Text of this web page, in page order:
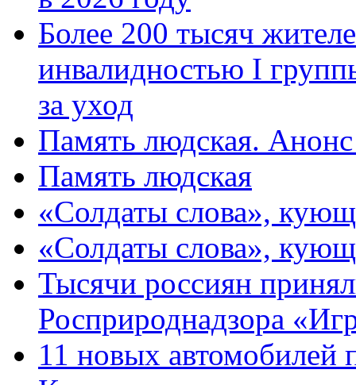
Более 200 тысяч
инвалидностью I
за уход
Память людская.
Память людская
«Солдаты слова»,
«Солдаты слова»,
Тысячи россиян
Росприроднадзора
11 новых автомобилей